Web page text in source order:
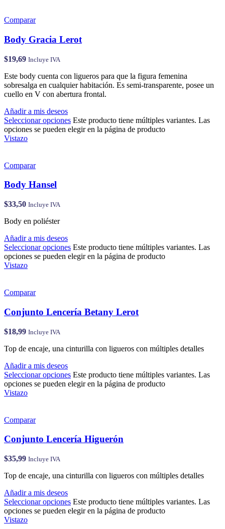
Comparar
Body Gracia Lerot
$19,69 Incluye IVA
Este body cuenta con ligueros para que la figura femenina
sobresalga en cualquier habitación. Es semi-transparente, posee un
cuello en V con abertura frontal.
Añadir a mis deseos
Seleccionar opciones Este producto tiene múltiples variantes. Las
opciones se pueden elegir en la página de producto
Vistazo
Comparar
Body Hansel
$33,50 Incluye IVA
Body en poliéster
Añadir a mis deseos
Seleccionar opciones Este producto tiene múltiples variantes. Las
opciones se pueden elegir en la página de producto
Vistazo
Comparar
Conjunto Lencería Betany Lerot
$18,99 Incluye IVA
Top de encaje, una cinturilla con ligueros con múltiples detalles
Añadir a mis deseos
Seleccionar opciones Este producto tiene múltiples variantes. Las
opciones se pueden elegir en la página de producto
Vistazo
Comparar
Conjunto Lencería Higuerón
$35,99 Incluye IVA
Top de encaje, una cinturilla con ligueros con múltiples detalles
Añadir a mis deseos
Seleccionar opciones Este producto tiene múltiples variantes. Las
opciones se pueden elegir en la página de producto
Vistazo